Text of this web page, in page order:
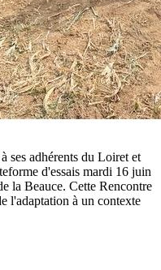
ses adhérents du Loiret et
d'essais mardi 16 juin
la Beauce. Cette Rencontre
l'adaptation à un contexte